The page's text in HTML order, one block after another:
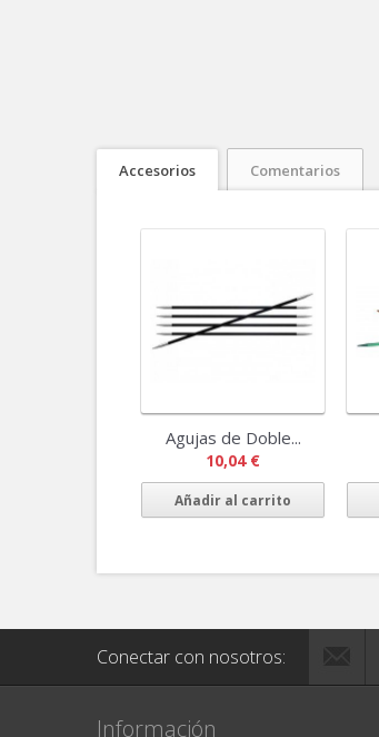
Accesorios Comentarios
Agujas de Doble...
10,04 €
Añadir al carrito
Conectar con nosotros:
Información